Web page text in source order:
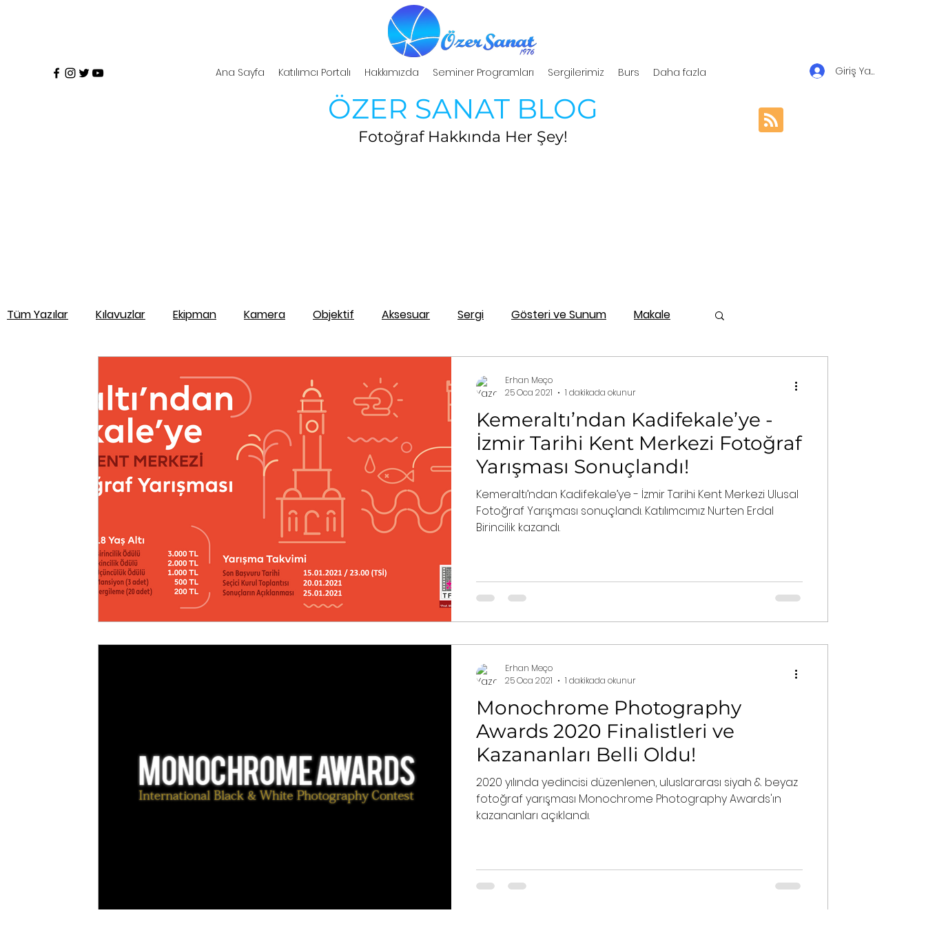
Ana Sayfa Katılımcı Portalı Hakkımızda Seminer Programları Sergilerimiz Burs Daha fazla Giriş Yap
ÖZER SANAT BLOG
Fotoğraf Hakkında Her Şey!
Tüm Yazılar Kılavuzlar Ekipman Kamera Objektif Aksesuar Sergi Gösteri ve Sunum Makale
Kemeraltı’ndan Kadifekale’ye -
İzmir Tarihi Kent Merkezi Fotoğraf
Yarışması Sonuçlandı!
Kemeraltı’ndan Kadifekale’ye - İzmir Tarihi Kent Merkezi Ulusal
Fotoğraf Yarışması sonuçlandı. Katılımcımız Nurten Erdal
Birincilik kazandı.
Erhan Meço
25 Oca 2021
1 dakikada okunur
Monochrome Photography
Awards 2020 Finalistleri ve
Kazananları Belli Oldu!
2020 yılında yedincisi düzenlenen, uluslararası siyah & beyaz
fotoğraf yarışması Monochrome Photography Awards'ın
kazananları açıklandı.
Erhan Meço
25 Oca 2021
1 dakikada okunur